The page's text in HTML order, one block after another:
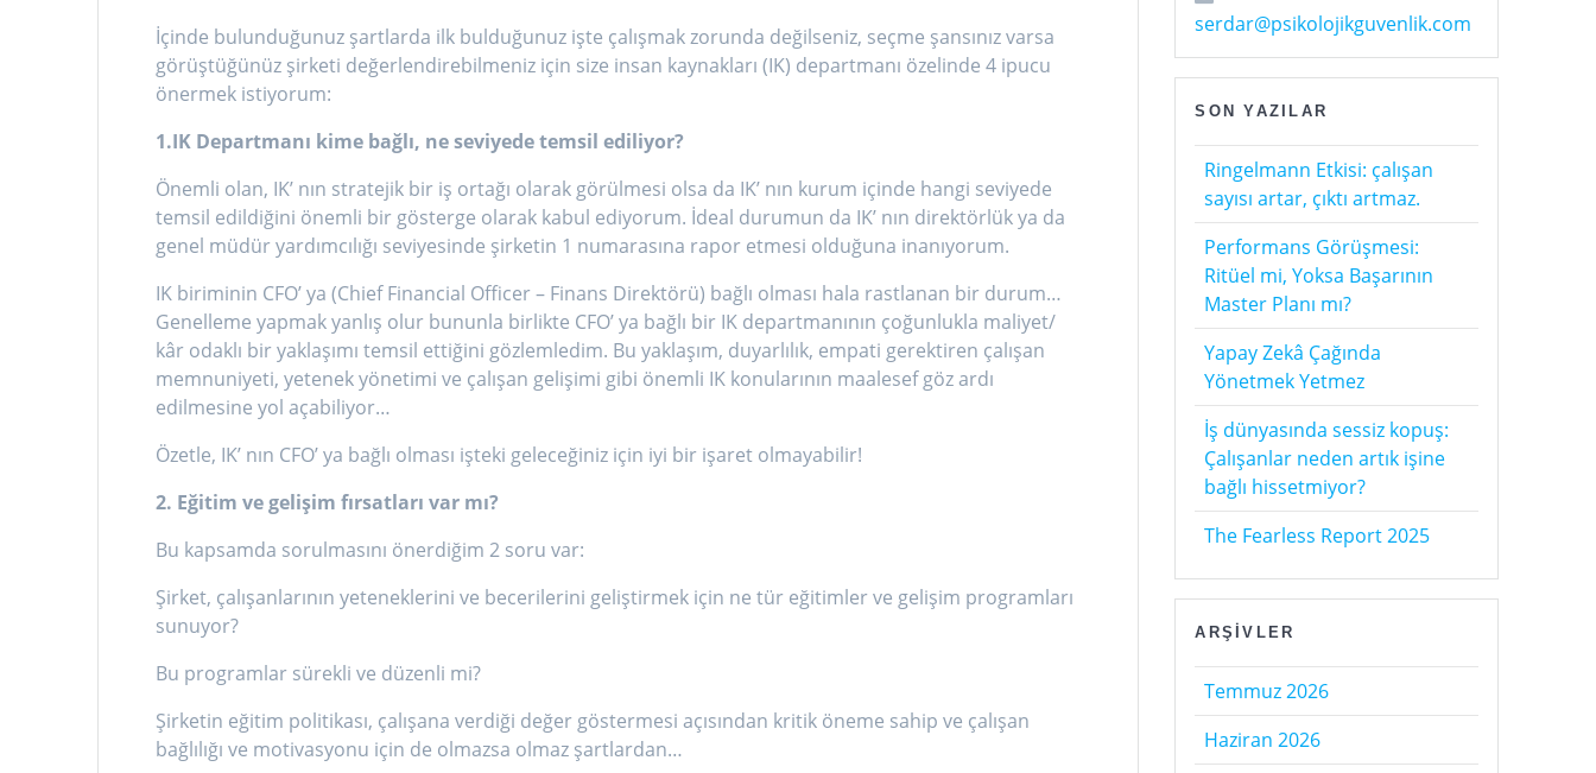
İçinde bulunduğunuz şartlarda ilk bulduğunuz işte çalışmak zorunda değilseniz, seçme şansınız varsa
görüştüğünüz şirketi değerlendirebilmeniz için size insan kaynakları (IK) departmanı özelinde 4 ipucu
önermek istiyorum:
1.IK Departmanı kime bağlı, ne seviyede temsil ediliyor?
Önemli olan, IK’ nın stratejik bir iş ortağı olarak görülmesi olsa da IK’ nın kurum içinde hangi seviyede
temsil edildiğini önemli bir gösterge olarak kabul ediyorum. İdeal durumun da IK’ nın direktörlük ya da
genel müdür yardımcılığı seviyesinde şirketin 1 numarasına rapor etmesi olduğuna inanıyorum.
IK biriminin CFO’ ya (Chief Financial Officer – Finans Direktörü) bağlı olması hala rastlanan bir durum…
Genelleme yapmak yanlış olur bununla birlikte CFO’ ya bağlı bir IK departmanının çoğunlukla maliyet/
kâr odaklı bir yaklaşımı temsil ettiğini gözlemledim. Bu yaklaşım, duyarlılık, empati gerektiren çalışan
memnuniyeti, yetenek yönetimi ve çalışan gelişimi gibi önemli IK konularının maalesef göz ardı
edilmesine yol açabiliyor…
Özetle, IK’ nın CFO’ ya bağlı olması işteki geleceğiniz için iyi bir işaret olmayabilir!
2. Eğitim ve gelişim fırsatları var mı?
Bu kapsamda sorulmasını önerdiğim 2 soru var:
Şirket, çalışanlarının yeteneklerini ve becerilerini geliştirmek için ne tür eğitimler ve gelişim programları
sunuyor?
Bu programlar sürekli ve düzenli mi?
Şirketin eğitim politikası, çalışana verdiği değer göstermesi açısından kritik öneme sahip ve çalışan
bağlılığı ve motivasyonu için de olmazsa olmaz şartlardan…
serdar@psikolojikguvenlik.com
SON YAZILAR
Ringelmann Etkisi: çalışan
sayısı artar, çıktı artmaz.
Performans Görüşmesi:
Ritüel mi, Yoksa Başarının
Master Planı mı?
Yapay Zekâ Çağında
Yönetmek Yetmez
İş dünyasında sessiz kopuş:
Çalışanlar neden artık işine
bağlı hissetmiyor?
The Fearless Report 2025
ARŞIVLER
Temmuz 2026
Haziran 2026